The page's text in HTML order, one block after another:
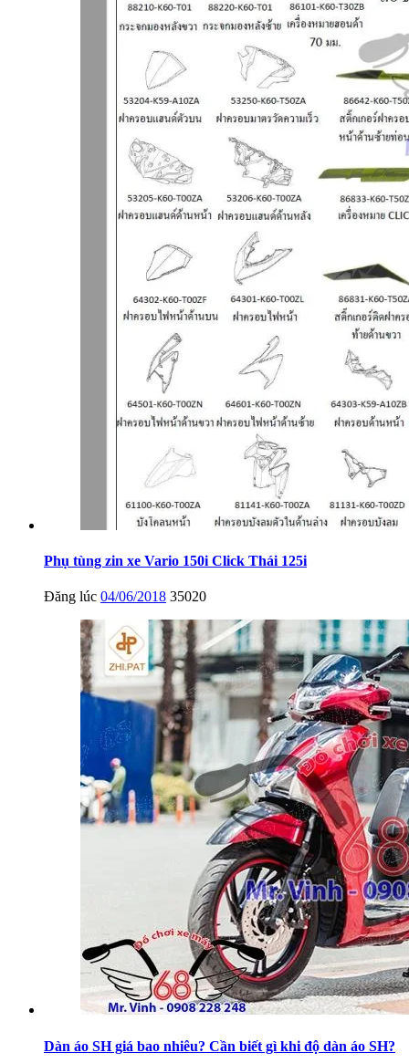
Phụ tùng zin xe Vario 150i Click Thái 125i
Đăng lúc 04/06/2018 35020
Dàn áo SH giá bao nhiêu? Cần biết gì khi độ dàn áo SH?